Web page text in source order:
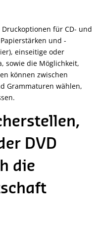
Druckoptionen für CD- und
und -
einseitige oder
sowie die Möglichkeit,
können zwischen
Grammaturen wählen,
DVD
die